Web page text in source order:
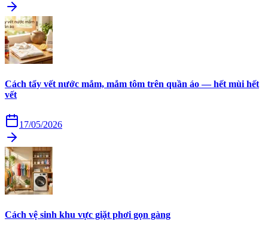
Cách tẩy vết nước mắm, mắm tôm trên quần áo — hết mùi hết
vết
17/05/2026
Cách vệ sinh khu vực giặt phơi gọn gàng